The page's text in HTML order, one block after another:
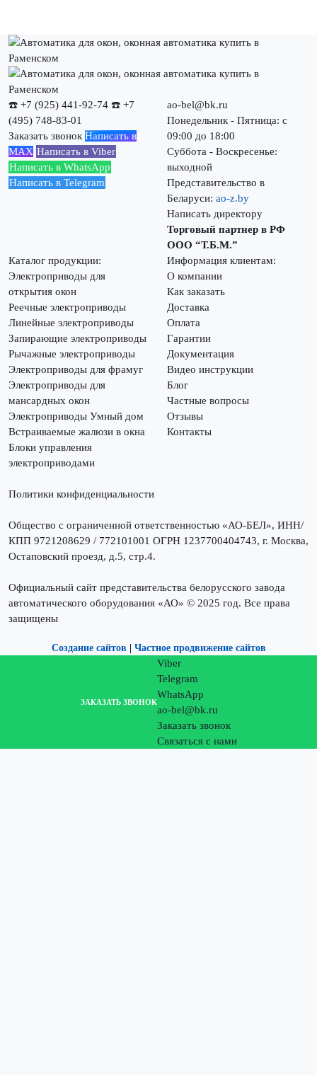
☎️ +7 (925) 441-92-74 ☎️ +7
(495) 748-83-01
Заказать звонок Написать в
MAX Написать в Viber
Написать в WhatsApp
Написать в Telegram
ao-bel@bk.ru
Понедельник - Пятница: с
09:00 до 18:00
Суббота - Воскресенье:
выходной
Представительство в
Беларуси: ao-z.by
Написать директору
Торговый партнер в РФ
ООО “Т.Б.М.”
Каталог продукции:
Электроприводы для
открытия окон
Реечные электроприводы
Линейные электроприводы
Запирающие электроприводы
Рычажные электроприводы
Электроприводы для фрамуг
Электроприводы для
мансардных окон
Электроприводы Умный дом
Встраиваемые жалюзи в окна
Блоки управления
электроприводами
Информация клиентам:
О компании
Как заказать
Доставка
Оплата
Гарантии
Документация
Видео инструкции
Блог
Частные вопросы
Отзывы
Контакты
Политики конфиденциальности
Общество с ограниченной ответственностью «АО-БЕЛ», ИНН/
КПП 9721208629 / 772101001 ОГРН 1237700404743, г. Москва,
Остаповский проезд, д.5, стр.4.
Официальный сайт представительства белорусского завода
автоматического оборудования «АО» © 2025 год. Все права
защищены
Создание сайтов Частное продвижение сайтов
ЗАКАЗАТЬ ЗВОНОК
Viber
Telegram
WhatsApp
ao-bel@bk.ru
Заказать звонок
Связаться с нами